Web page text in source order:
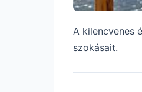
A kilencvenes
szokásait.